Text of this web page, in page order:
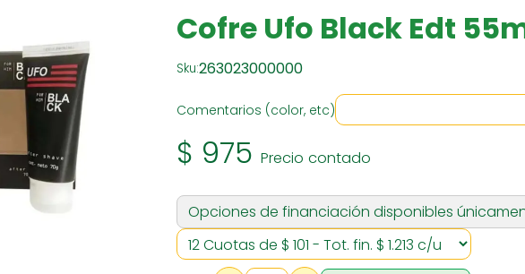
BLANCO
DEPORTES ELECTRODOMESTICOS
INFORMATICA
MUEBLERIA
Cofre Ufo Black Edt
Sku:263023000000
Comentarios (color, etc)
$ 975 Precio contado
Opciones de financiación disponibles